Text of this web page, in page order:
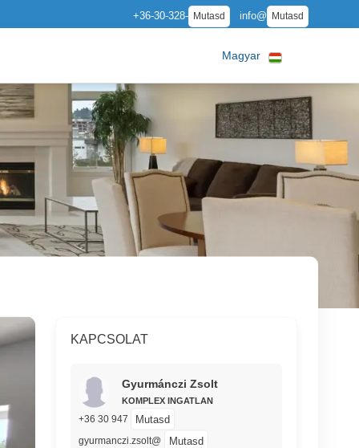
+36-30-328- Mutasd info@ Mutasd
Magyar
KAPCSOLAT
Gyurmánczi Zsolt
KOMPLEX INGATLAN
+36 30 947 Mutasd
gyurmanczi.zsolt@ Mutasd